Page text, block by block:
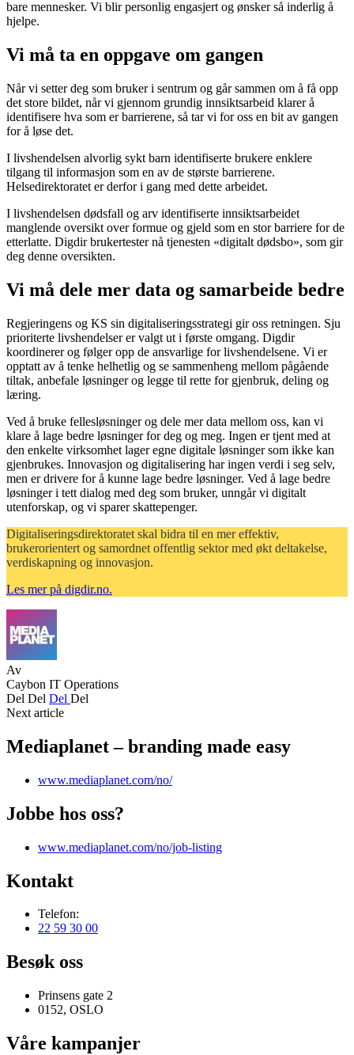
bare mennesker. Vi blir personlig engasjert og ønsker så inderlig å
hjelpe.
Vi må ta en oppgave om gangen
Når vi setter deg som bruker i sentrum og går sammen om å få opp
det store bildet, når vi gjennom grundig innsiktsarbeid klarer å
identifisere hva som er barrierene, så tar vi for oss en bit av gangen
for å løse det.
I livshendelsen alvorlig sykt barn identifiserte brukere enklere
tilgang til informasjon som en av de største barrierene.
Helsedirektoratet er derfor i gang med dette arbeidet.
I livshendelsen dødsfall og arv identifiserte innsiktsarbeidet
manglende oversikt over formue og gjeld som en stor barriere for de
etterlatte. Digdir brukertester nå tjenesten «digitalt dødsbo», som gir
deg denne oversikten.
Vi må dele mer data og samarbeide bedre
Regjeringens og KS sin digitaliseringsstrategi gir oss retningen. Sju
prioriterte livshendelser er valgt ut i første omgang. Digdir
koordinerer og følger opp de ansvarlige for livshendelsene. Vi er
opptatt av å tenke helhetlig og se sammenheng mellom pågående
tiltak, anbefale løsninger og legge til rette for gjenbruk, deling og
læring.
Ved å bruke fellesløsninger og dele mer data mellom oss, kan vi
klare å lage bedre løsninger for deg og meg. Ingen er tjent med at
den enkelte virksomhet lager egne digitale løsninger som ikke kan
gjenbrukes. Innovasjon og digitalisering har ingen verdi i seg selv,
men er drivere for å kunne lage bedre løsninger. Ved å lage bedre
løsninger i tett dialog med deg som bruker, unngår vi digitalt
utenforskap, og vi sparer skattepenger.
Digitaliseringsdirektoratet skal bidra til en mer effektiv,
brukerorientert og samordnet offentlig sektor med økt deltakelse,
verdiskapning og innovasjon.
Les mer på digdir.no.
Av
Caybon IT Operations
Del Del Del Del
Next article
Mediaplanet – branding made easy
www.mediaplanet.com/no/
Jobbe hos oss?
www.mediaplanet.com/no/job-listing
Kontakt
Telefon:
22 59 30 00
Besøk oss
Prinsens gate 2
0152, OSLO
Våre kampanjer